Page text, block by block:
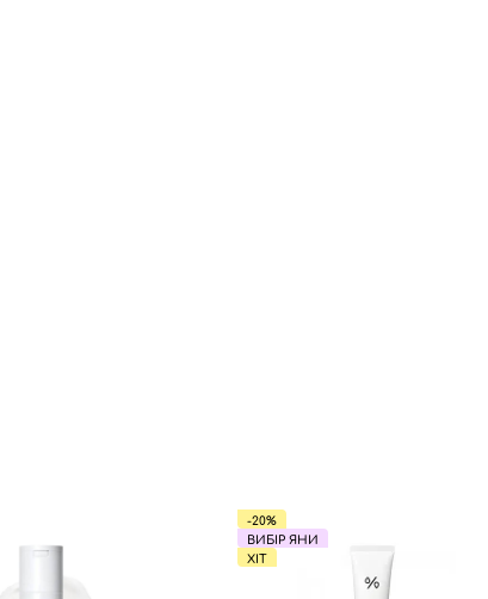
-20%
ВИБІР ЯНИ
ХІТ